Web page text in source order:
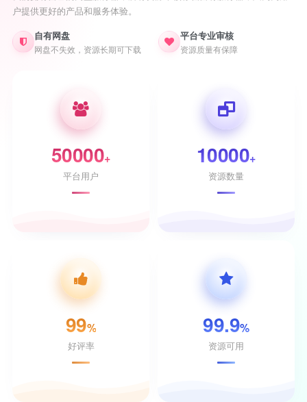
户提供更好的产品和服务体验。
自有网盘
网盘不失效，资源长期可下载
平台专业审核
资源质量有保障
50000+
平台用户
10000+
资源数量
99%
好评率
99.9%
资源可用